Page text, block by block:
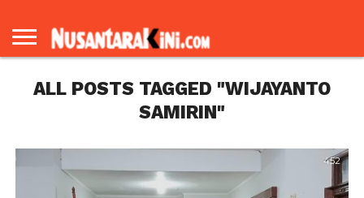
BERANDA
KAMI
ALL POSTS TAGGED "WIJAYANTO
SAMIRIN"
452